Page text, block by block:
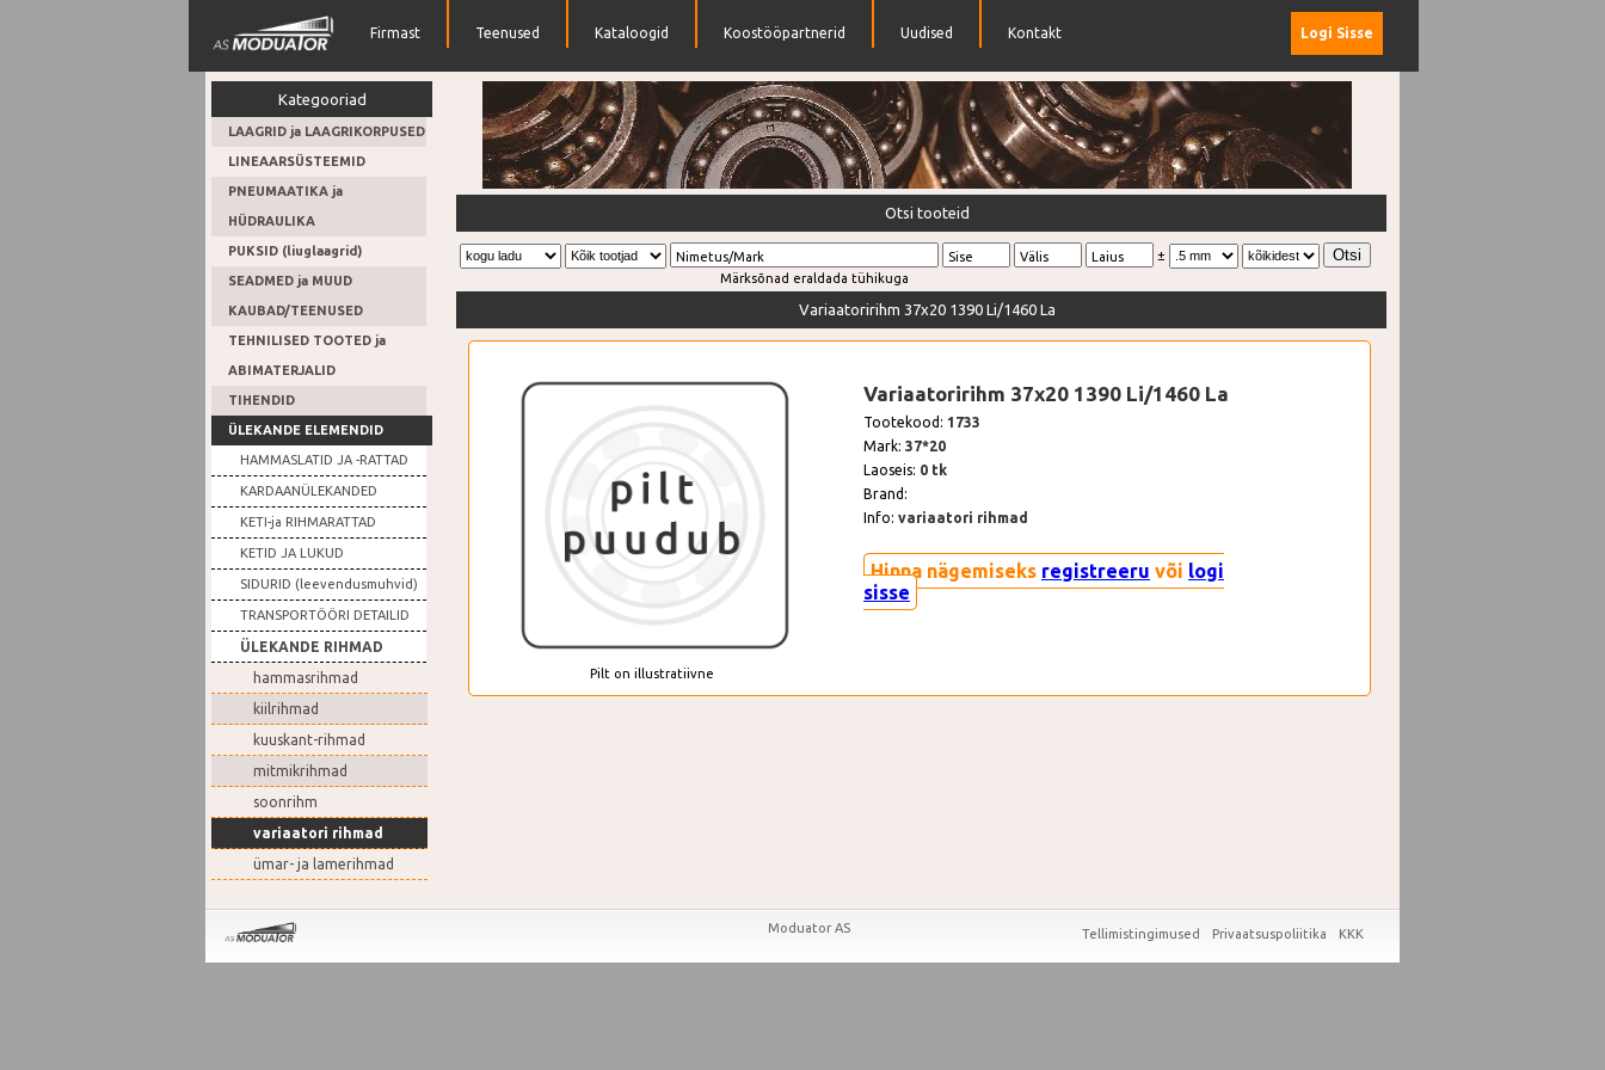
Firmast Teenused Kataloogid Koostööpartnerid Uudised Kontakt Logi Sisse
Kategooriad
LAAGRID ja LAAGRIKORPUSED
LINEAARSÜSTEEMID
PNEUMAATIKA ja
HÜDRAULIKA
PUKSID (liuglaagrid)
SEADMED ja MUUD
KAUBAD/TEENUSED
TEHNILISED TOOTED ja
ABIMATERJALID
TIHENDID
ÜLEKANDE ELEMENDID
HAMMASLATID JA -RATTAD
KARDAANÜLEKANDED
KETI-ja RIHMARATTAD
KETID JA LUKUD
SIDURID (leevendusmuhvid)
TRANSPORTÖÖRI DETAILID
ÜLEKANDE RIHMAD
hammasrihmad
kiilrihmad
kuuskant-rihmad
mitmikrihmad
soonrihm
variaatori rihmad
ümar- ja lamerihmad
Otsi tooteid
Nimetus/Mark Sise Välis Laius
±
Märksõnad eraldada tühikuga
Variaatoririhm 37x20 1390 Li/1460 La
Pilt on illustratiivne
Variaatoririhm 37x20 1390 Li/1460 La
Tootekood: 1733
Mark: 37*20
Laoseis: 0 tk
Brand:
Info: variaatori rihmad
Hinna nägemiseks registreeru või logi
sisse
Moduator AS Tellimistingimused Privaatsuspoliitika KKK